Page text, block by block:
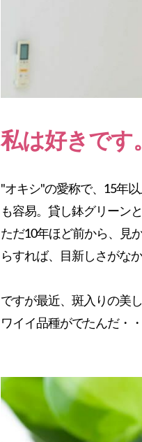
私は好きです
"オキシ"の愛称で、15年
も容易。貸し鉢グリーン
ただ10年ほど前から、見
らすれば、目新しさがな
ですが最近、斑入りの美
ワイイ品種がでたんだ・